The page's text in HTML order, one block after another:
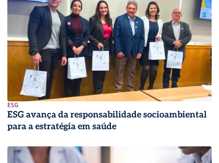
ESG
ESG avança da responsabilidade socioambiental
para a estratégia em saúde